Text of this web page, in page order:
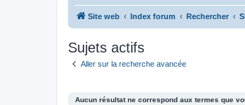
Site web Index forum Rechercher
Sujets actifs
Aller sur la recherche avancée
Aucun résultat ne correspond aux termes que